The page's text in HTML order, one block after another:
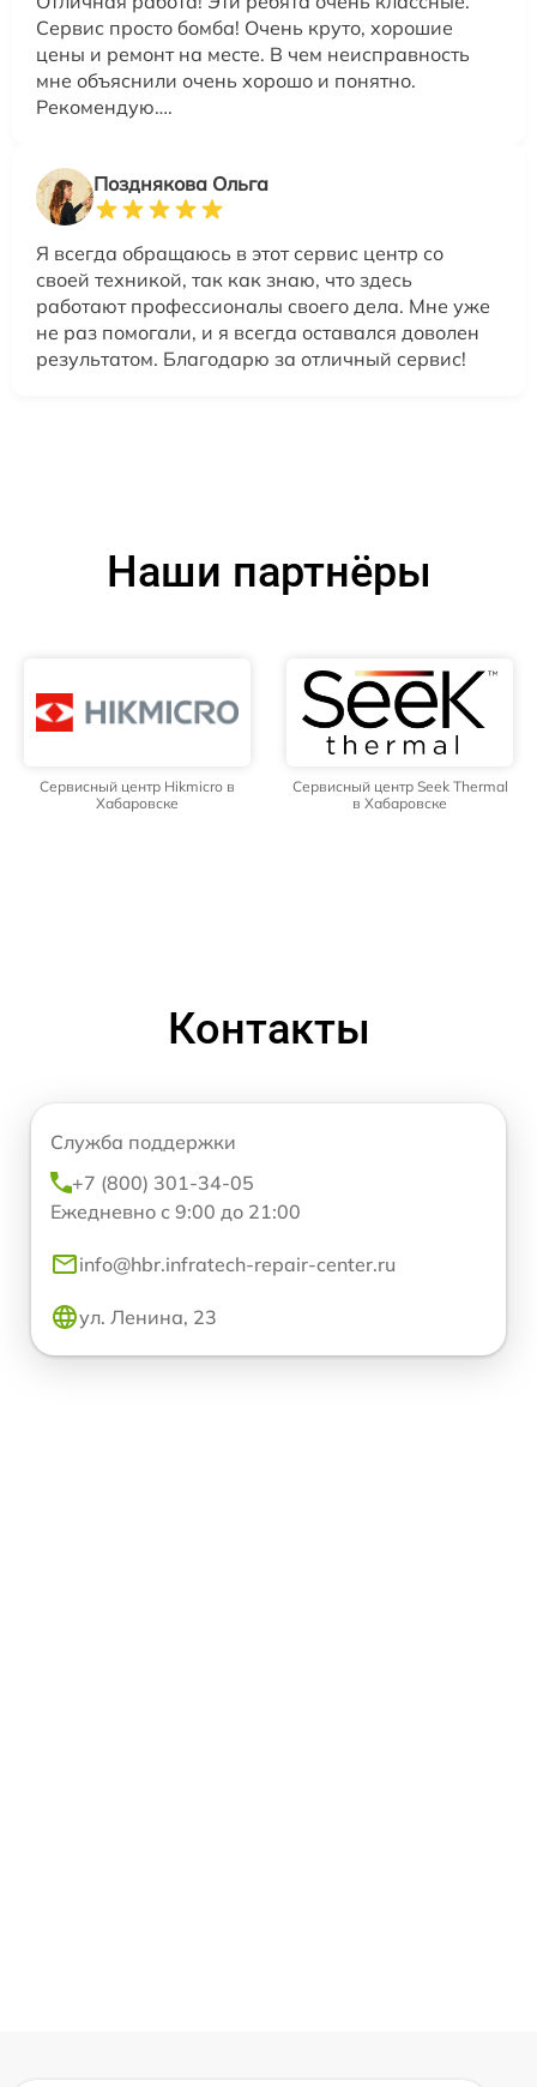
Сервис просто бомба! Очень круто, хорошие
цены и ремонт на месте. В чем неисправность
мне объяснили очень хорошо и понятно.
Рекомендую….
Позднякова Ольга
Я всегда обращаюсь в этот сервис центр со
своей техникой, так как знаю, что здесь
работают профессионалы своего дела. Мне уже
не раз помогали, и я всегда оставался доволен
результатом. Благодарю за отличный сервис!
Наши партнёры
Сервисный центр Hikmicro в
Хабаровске
Сервисный центр Seek Thermal
в Хабаровске
Контакты
Служба поддержки
+7 (800) 301-34-05
Ежедневно с 9:00 до 21:00
info@hbr.infratech-repair-center.ru
ул. Ленина, 23